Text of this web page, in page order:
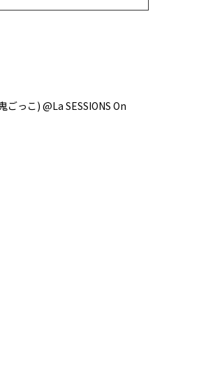
ごっこ) @La SESSIONS On